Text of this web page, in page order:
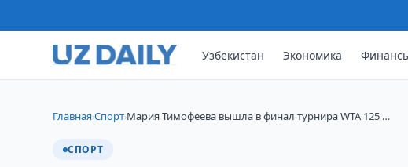
Узбекистан Экономика
Главная›Спорт›Мария Тимофеева вышла в финал турнира WTA 125 …
СПОРТ